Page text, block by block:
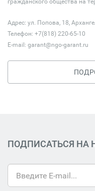
гражданского общества на
Адрес: ул. Попова, 18,
Телефон: +7(818) 220-65-10
E-mail: garant@ngo-garant.ru
ПОДПИСАТЬСЯ НА